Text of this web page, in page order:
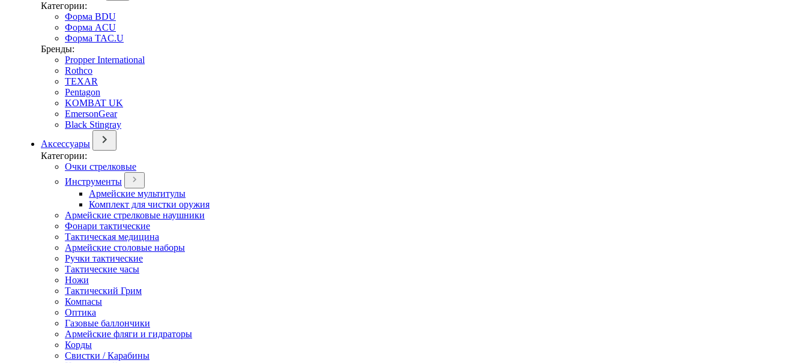
Категории:
Форма BDU
Форма ACU
Форма TAC.U
Бренды:
Propper International
Rothco
TEXAR
Pentagon
KOMBAT UK
EmersonGear
Black Stingray
Аксессуары
Категории:
Очки стрелковые
Инструменты
Армейские мультитулы
Комплект для чистки оружия
Армейские стрелковые наушники
Фонари тактические
Тактическая медицина
Армейские столовые наборы
Ручки тактические
Тактические часы
Ножи
Тактический Грим
Компасы
Оптика
Газовые баллончики
Армейские фляги и гидраторы
Корды
Свистки / Карабины